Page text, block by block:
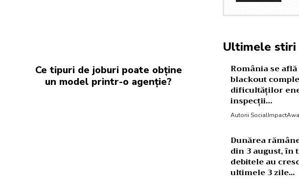
Ce tipuri de joburi poate obține
un model printr-o agenție?
Ultimele stiri
România se
blackout
dificultăților
inspecții…
Autorii
Dunărea
din 3 august, în
debitele au
ultimele 3 zile...